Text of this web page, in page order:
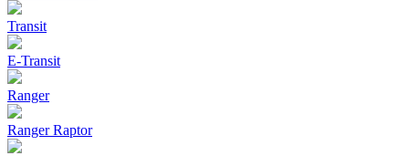
Transit
E-Transit
Ranger
Ranger Raptor